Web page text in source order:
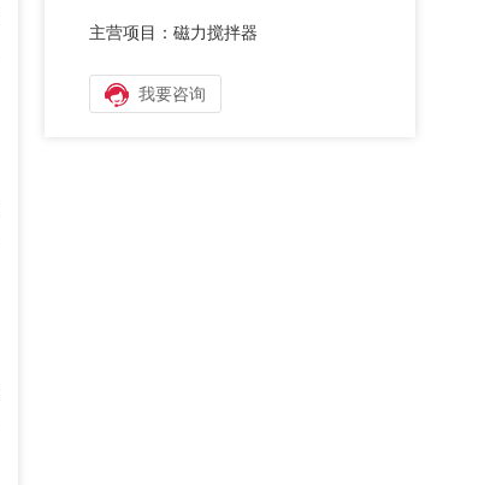
主营项目： 磁力搅拌器
我要咨询